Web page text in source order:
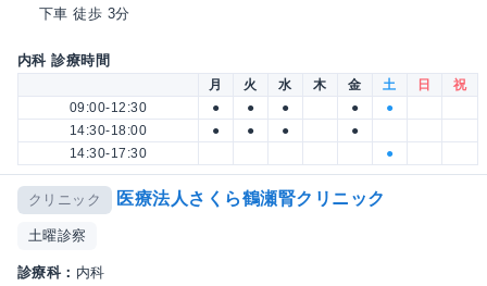
下車 徒歩 3分
内科 診療時間
月 火 水 木 金 土 日
祝
09:00-12:30
● ● ● ●
●
14:30-18:00
● ● ●
●
14:30-17:30
●
クリニック 医療法人さくら鶴瀬腎クリニック
土曜診察
診療科： 内科